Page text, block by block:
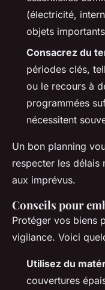
(électricité,
objets
Consacrez du
périodes clés,
ou le recours à
programmées
nécessitent
Un bon planning
respecter les délais
aux imprévus.
Conseils pour
Protéger vos biens
vigilance. Voici
Utilisez du
couvertures